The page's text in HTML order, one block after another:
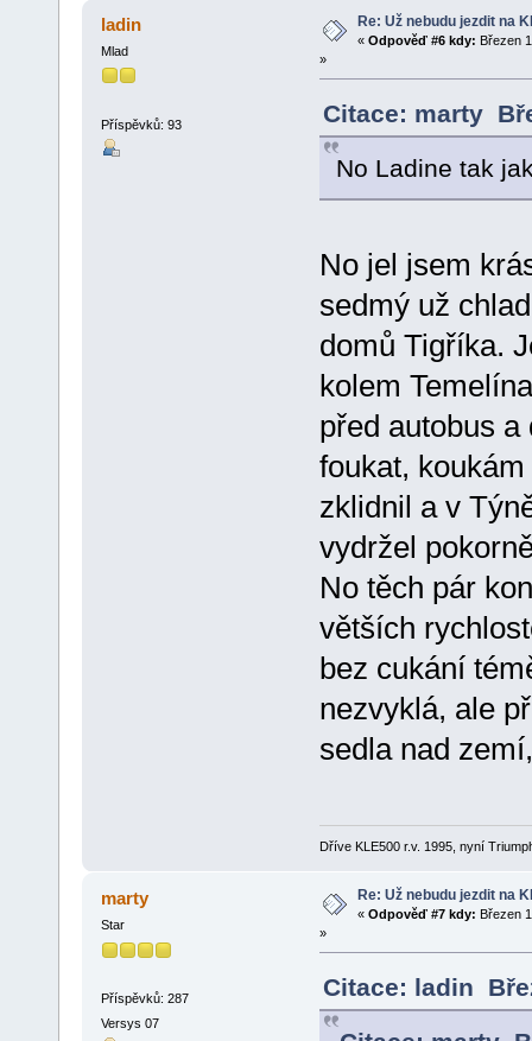
ladin
Mlad
Příspěvků: 93
Re: Už nebudu jezdit na
« Odpověď #6 kdy: Březen
»
Citace: marty
No Ladine tak
No jel jsem
sedmý už
domů Tigříka.
kolem
před autobus
foukat,
zklidnil a v
vydržel
No těch pár
větších
bez cukání
nezvyklá, ale
sedla nad
Dříve KLE500 r.v. 1995, nyní
marty
Star
Příspěvků: 287
Versys 07
Re: Už nebudu jezdit na
« Odpověď #7 kdy: Březen
»
Citace: ladin